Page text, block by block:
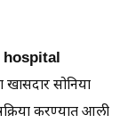
hospital
खासदार सोनिया
करण्यात आली